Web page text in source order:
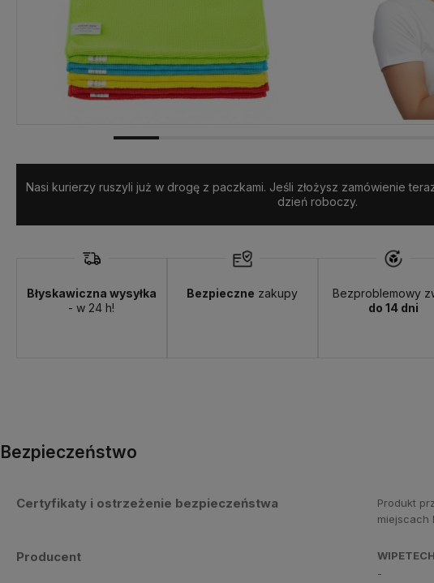
Nasi kurierzy ruszyli już w drogę z paczkami. Jeśli złożysz zamówienie
dzień roboczy.
Błyskawiczna wysyłka
- w 24 h!
Bezpieczne zakupy
Bezproblemowy
do 14 dni
Bezpieczeństwo
Certyfikaty i ostrzeżenie bezpieczeństwa
Produkt
miejscach
Producent
-